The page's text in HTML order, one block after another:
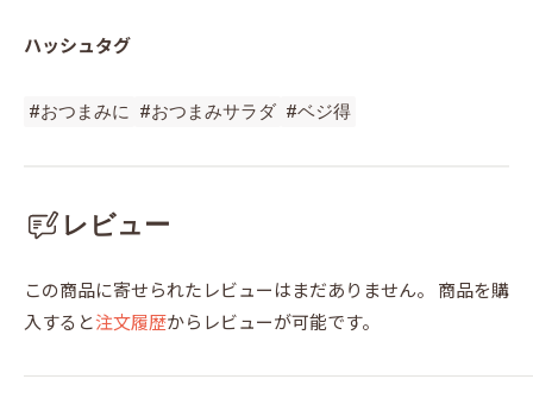
ハッシュタグ
#おつまみに #おつまみサラダ #ベジ得
レビュー
この商品に寄せられたレビューはまだありません。
商品を購
入すると注文履歴からレビューが可能です。